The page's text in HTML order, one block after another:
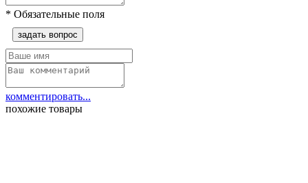
* Обязательные поля
задать вопрос
комментировать...
похожие товары